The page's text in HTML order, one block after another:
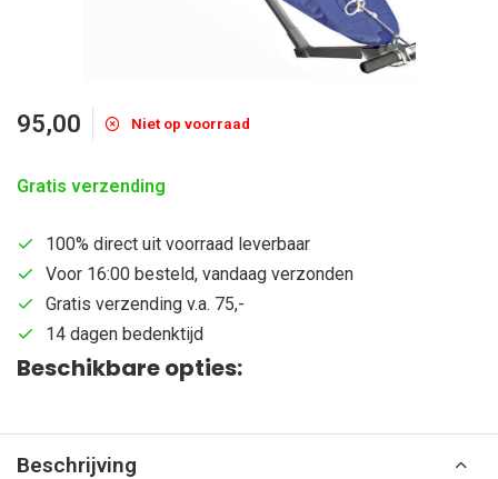
95,00 Niet op voorraad
Gratis verzending
100% direct uit voorraad leverbaar
Voor 16:00 besteld, vandaag verzonden
Gratis verzending v.a. 75,-
14 dagen bedenktijd
Beschikbare opties:
Beschrijving